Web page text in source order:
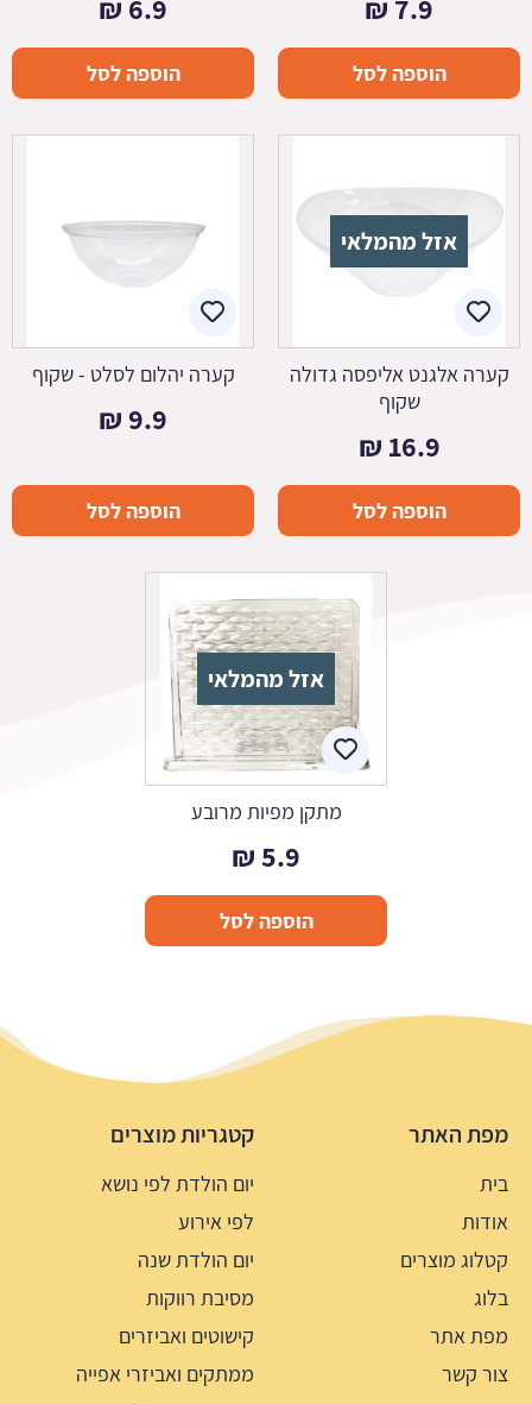
7.9
₪
הוספה לסל
6.9
₪
הוספה לסל
אזל מהמלאי
קערה אלגנט אליפסה גדולה
שקוף
16.9
₪
הוספה לסל
קערה יהלום לסלט - שקוף
9.9
₪
הוספה לסל
אזל מהמלאי
מתקן מפיות מרובע
5.9
₪
הוספה לסל
מפת האתר
בית
אודות
קטלוג מוצרים
בלוג
מפת אתר
צור קשר
קטגריות מוצרים
יום הולדת לפי נושא
לפי אירוע
יום הולדת שנה
מסיבת רווקות
קישוטים ואביזרים
ממתקים ואביזרי אפייה